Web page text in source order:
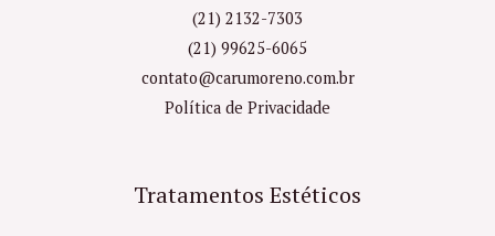
(21) 2132-7303
(21) 99625-6065
contato@carumoreno.com.br
Política de Privacidade
Tratamentos Estéticos